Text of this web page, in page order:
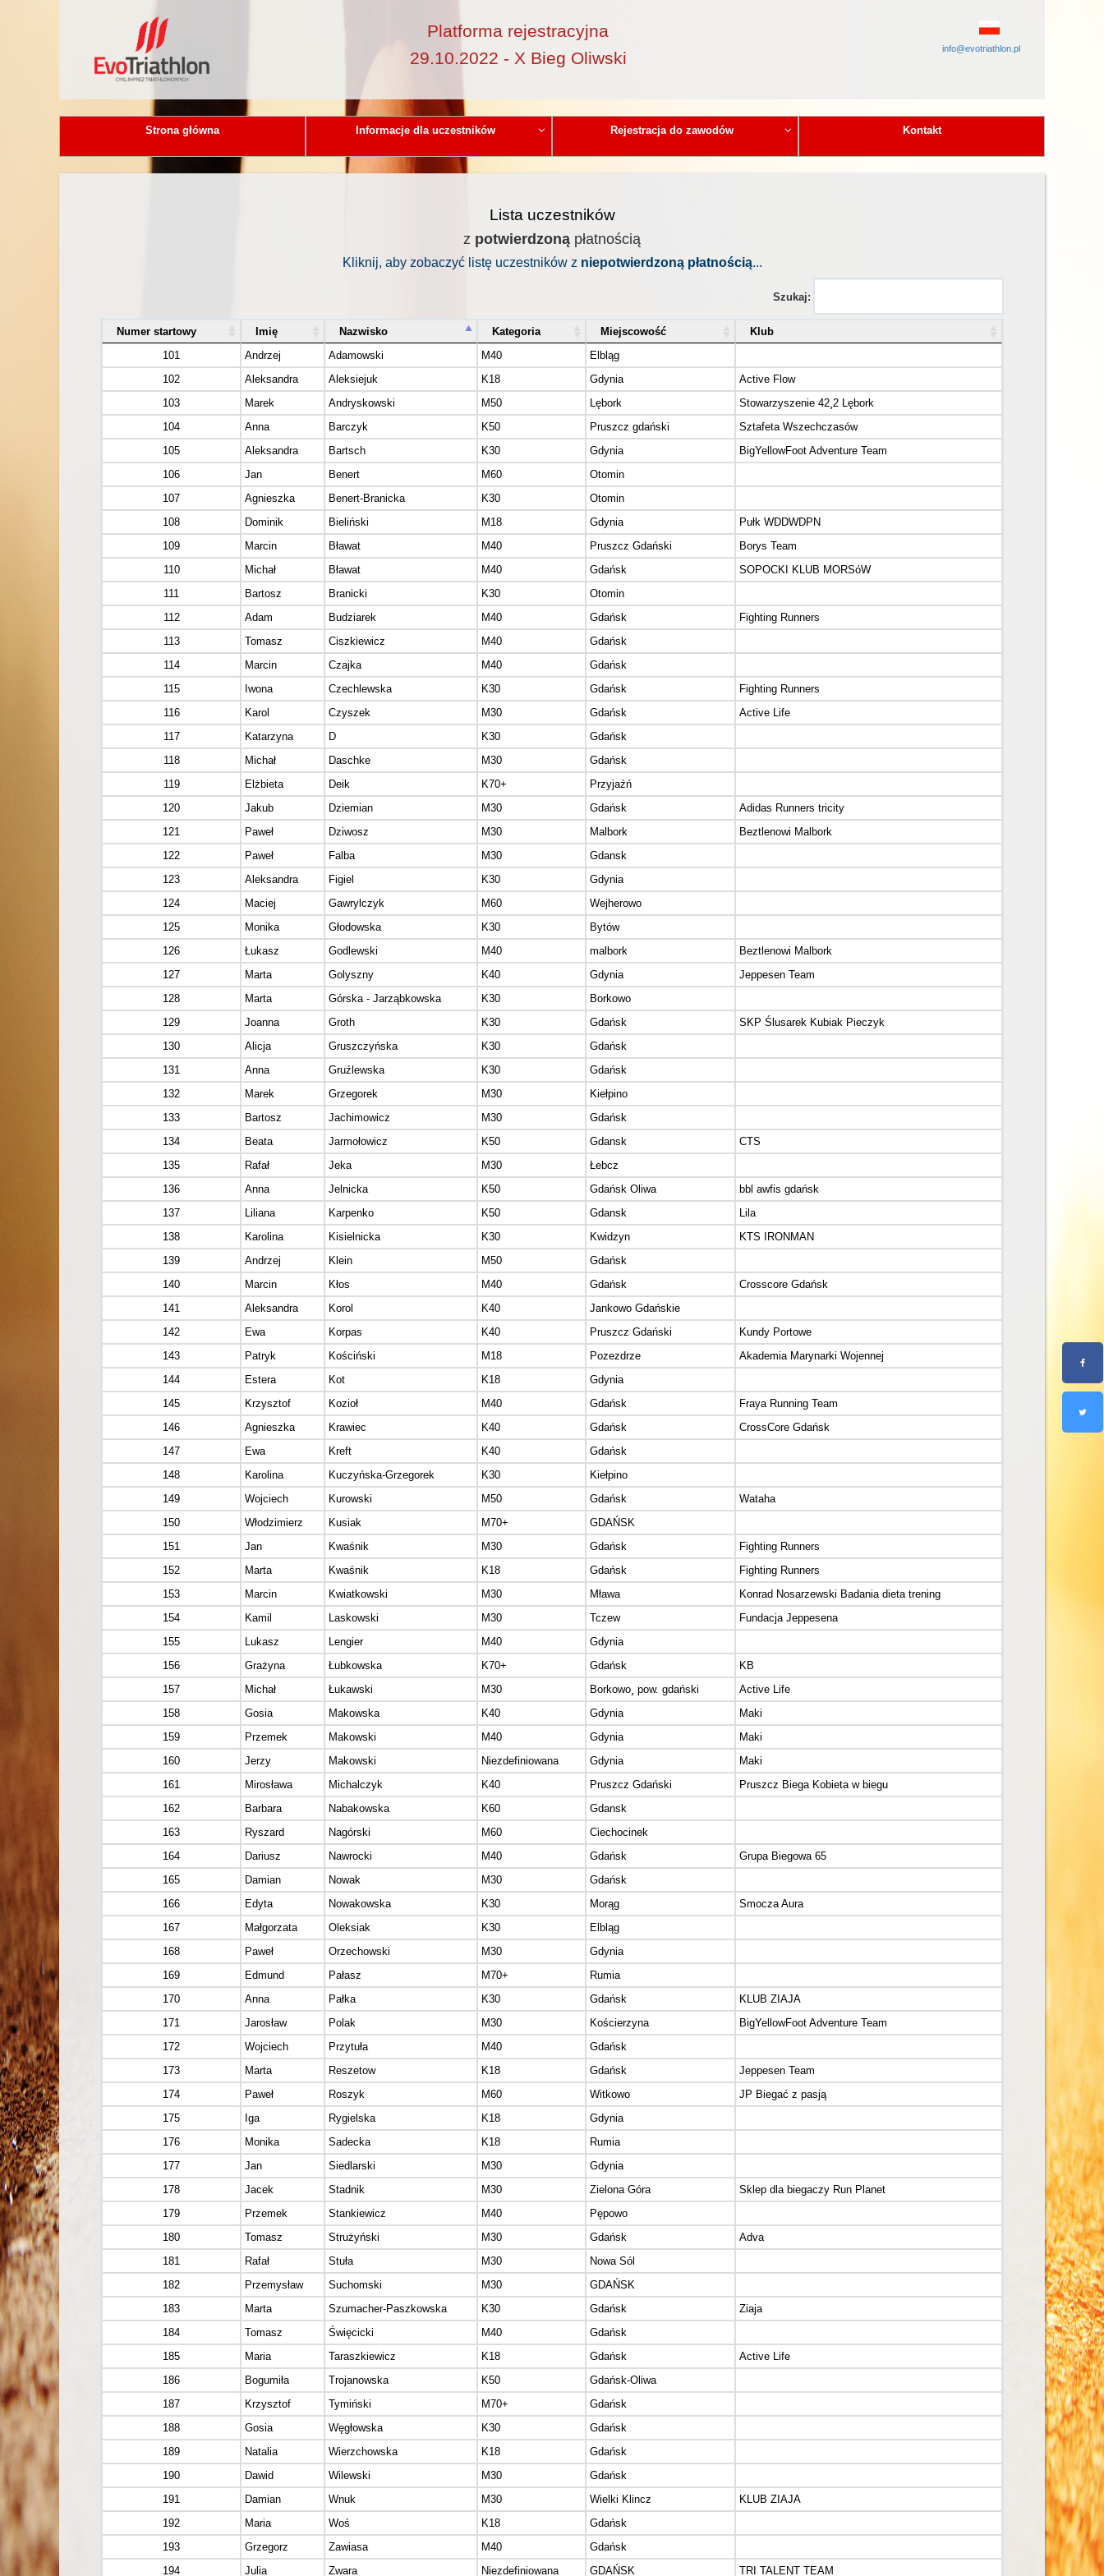
Platforma rejestracyjna
29.10.2022 - X Bieg Oliwski
info@evotriathlon.pl
Strona główna Informacje dla uczestników Rejestracja do zawodów Kontakt
Lista uczestników
z potwierdzoną płatnością
Kliknij, aby zobaczyć listę uczestników z niepotwierdzoną płatnością...
Szukaj:
Numer startowy Imię Nazwisko Kategoria Miejscowość
Klub
101
Andrzej Adamowski M40
Elbląg
102
Aleksandra Aleksiejuk K18 Gdynia
Active Flow
103
Marek Andryskowski M50 Lębork
Stowarzyszenie 42¸2 Lębork
104
Anna Barczyk K50 Pruszcz gdański
Sztafeta Wszechczasów
105
Aleksandra Bartsch K30 Gdynia
BigYellowFoot Adventure Team
106
Jan Benert M60
Otomin
107
Agnieszka Benert-Branicka K30
Otomin
108
Dominik Bieliński M18 Gdynia
Pułk WDDWDPN
109
Marcin Bławat M40 Pruszcz Gdański
Borys Team
110
Michał Bławat M40 Gdańsk
SOPOCKI KLUB MORSóW
111
Bartosz Branicki K30
Otomin
112
Adam Budziarek M40 Gdańsk
Fighting Runners
113
Tomasz Ciszkiewicz M40
Gdańsk
114
Marcin Czajka M40
Gdańsk
115
Iwona Czechlewska K30 Gdańsk
Fighting Runners
116
Karol Czyszek M30 Gdańsk
Active Life
117
Katarzyna D K30
Gdańsk
118
Michał Daschke M30
Gdańsk
119
Elżbieta Deik K70+
Przyjaźń
120
Jakub Dziemian M30 Gdańsk
Adidas Runners tricity
121
Paweł Dziwosz M30 Malbork
Beztlenowi Malbork
122
Paweł Falba M30
Gdansk
123
Aleksandra Figiel K30
Gdynia
124
Maciej Gawrylczyk M60
Wejherowo
125
Monika Głodowska K30
Bytów
126
Łukasz Godlewski M40 malbork
Beztlenowi Malbork
127
Marta Golyszny K40 Gdynia
Jeppesen Team
128
Marta Górska - Jarząbkowska K30
Borkowo
129
Joanna Groth K30 Gdańsk
SKP Ślusarek Kubiak Pieczyk
130
Alicja Gruszczyńska K30
Gdańsk
131
Anna Gruźlewska K30
Gdańsk
132
Marek Grzegorek M30
Kiełpino
133
Bartosz Jachimowicz M30
Gdańsk
134
Beata Jarmołowicz K50 Gdansk
CTS
135
Rafał Jeka M30
Łebcz
136
Anna Jelnicka K50 Gdańsk Oliwa
bbl awfis gdańsk
137
Liliana Karpenko K50 Gdansk
Lila
138
Karolina Kisielnicka K30 Kwidzyn
KTS IRONMAN
139
Andrzej Klein M50
Gdańsk
140
Marcin Kłos M40 Gdańsk
Crosscore Gdańsk
141
Aleksandra Korol K40
Jankowo Gdańskie
142
Ewa Korpas K40 Pruszcz Gdański
Kundy Portowe
143
Patryk Kościński M18 Pozezdrze
Akademia Marynarki Wojennej
144
Estera Kot K18
Gdynia
145
Krzysztof Kozioł M40 Gdańsk
Fraya Running Team
146
Agnieszka Krawiec K40 Gdańsk
CrossCore Gdańsk
147
Ewa Kreft K40
Gdańsk
148
Karolina Kuczyńska-Grzegorek K30
Kiełpino
149
Wojciech Kurowski M50 Gdańsk
Wataha
150
Włodzimierz Kusiak M70+
GDAŃSK
151
Jan Kwaśnik M30 Gdańsk
Fighting Runners
152
Marta Kwaśnik K18 Gdańsk
Fighting Runners
153
Marcin Kwiatkowski M30 Mława
Konrad Nosarzewski Badania dieta trening
154
Kamil Laskowski M30 Tczew
Fundacja Jeppesena
155
Lukasz Lengier M40
Gdynia
156
Grażyna Łubkowska K70+ Gdańsk
KB
157
Michał Łukawski M30 Borkowo¸ pow. gdański
Active Life
158
Gosia Makowska K40 Gdynia
Maki
159
Przemek Makowski M40 Gdynia
Maki
160
Jerzy Makowski Niezdefiniowana Gdynia
Maki
161
Mirosława Michalczyk K40 Pruszcz Gdański
Pruszcz Biega Kobieta w biegu
162
Barbara Nabakowska K60
Gdansk
163
Ryszard Nagórski M60
Ciechocinek
164
Dariusz Nawrocki M40 Gdańsk
Grupa Biegowa 65
165
Damian Nowak M30
Gdańsk
166
Edyta Nowakowska K30 Morąg
Smocza Aura
167
Małgorzata Oleksiak K30
Elbląg
168
Paweł Orzechowski M30
Gdynia
169
Edmund Pałasz M70+
Rumia
170
Anna Pałka K30 Gdańsk
KLUB ZIAJA
171
Jarosław Polak M30 Kościerzyna
BigYellowFoot Adventure Team
172
Wojciech Przytuła M40
Gdańsk
173
Marta Reszetow K18 Gdańsk
Jeppesen Team
174
Paweł Roszyk M60 Witkowo
JP Biegać z pasją
175
Iga Rygielska K18
Gdynia
176
Monika Sadecka K18
Rumia
177
Jan Siedlarski M30
Gdynia
178
Jacek Stadnik M30 Zielona Góra
Sklep dla biegaczy Run Planet
179
Przemek Stankiewicz M40
Pępowo
180
Tomasz Strużyński M30 Gdańsk
Adva
181
Rafał Stuła M30
Nowa Sól
182
Przemysław Suchomski M30
GDAŃSK
183
Marta Szumacher-Paszkowska K30 Gdańsk
Ziaja
184
Tomasz Święcicki M40
Gdańsk
185
Maria Taraszkiewicz K18 Gdańsk
Active Life
186
Bogumiła Trojanowska K50
Gdańsk-Oliwa
187
Krzysztof Tymiński M70+
Gdańsk
188
Gosia Węgłowska K30
Gdańsk
189
Natalia Wierzchowska K18
Gdańsk
190
Dawid Wilewski M30
Gdańsk
191
Damian Wnuk M30 Wielki Klincz
KLUB ZIAJA
192
Maria Woś K18
Gdańsk
193
Grzegorz Zawiasa M40
Gdańsk
194
Julia Zwara Niezdefiniowana GDAŃSK TRI TALENT TEAM